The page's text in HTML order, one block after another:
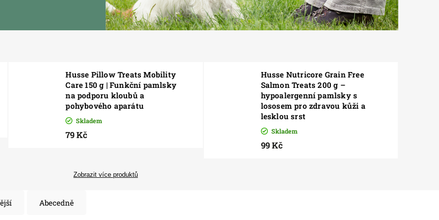
Husse Pillow Treats Mobility
Care 150 g | Funkční pamlsky
na podporu kloubů a
pohybového aparátu
Skladem
79 Kč
Husse Nutricore Grain Free
Salmon Treats 200 g –
hypoalergenní pamlsky s
lososem pro zdravou kůži a
lesklou srst
Skladem
99 Kč
Zobrazit více produktů
Abecedně